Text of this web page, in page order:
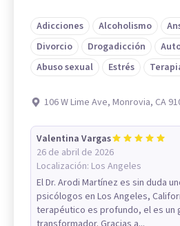
Adicciones Alcoholismo
Divorcio
Drogadicción
Abuso sexual
Estrés
106 W Lime Ave, Monrovia, CA
Valentina Vargas
26 de abril de 2026
Localización: Los Angeles
El Dr. Arodi Martínez es sin duda
psicólogos en Los Angeles,
terapéutico es profundo, el es un